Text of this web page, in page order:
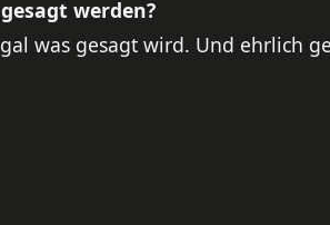
werden?
was gesagt wird. Und ehrlich